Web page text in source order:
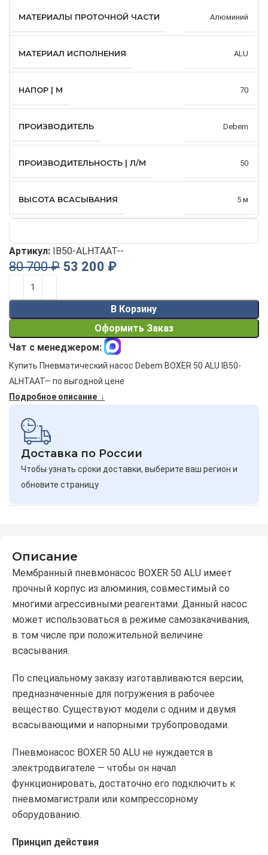
МАТЕРИАЛЫ ПРОТОЧНОЙ ЧАСТИ Алюминий
МАТЕРИАЛ ИСПОЛНЕНИЯ ALU
НАПОР | М 70
ПРОИЗВОДИТЕЛЬ Debem
ПРОИЗВОДИТЕЛЬНОСТЬ | Л/М 50
ВЫСОТА ВСАСЫВАНИЯ 5 м
Артикул: IB50-ALHTAAT--
80 700₽ 53 200 ₽
В Корзину
Оформить Заказ
Alternative:
Чат с менеджером:
Купить Пневматический насос Debem BOXER 50 ALU IB50-
ALHTAAT— по выгодной цене
Подробное описание ↓
Доставка по России
Чтобы узнать сроки доставки, выберите ваш регион и
обновите страницу
Описание
Мембранный пневмонасос BOXER 50 ALU имеет
прочный корпус из алюминия, совместимый со
многими агрессивными реагентами. Данный насос
может использоваться в режиме самозакачивания,
в том числе при положительной величине
всасывания.
По специальному заказу изготавливаются версии,
предназначенные для погружения в рабочее
вещество. Существуют модели с одним и двумя
всасывающими и напорными трубопроводами.
Пневмонасос BOXER 50 ALU не нуждается в
электродвигателе — чтобы он начал
функционировать, достаточно его подключить к
пневмомагистрали или компрессорному
оборудованию.
Принцип действия